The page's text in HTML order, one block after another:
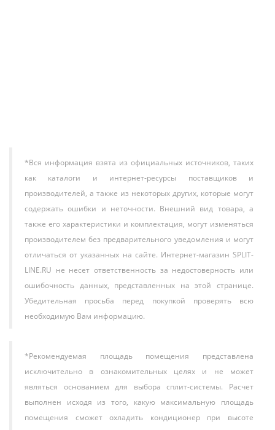
*Вся информация взята из официальных источников, таких
как каталоги и интернет-ресурсы поставщиков и
производителей, а также из некоторых других, которые могут
содержать ошибки и неточности. Внешний вид товара, а
также его характеристики и комплектация, могут изменяться
производителем без предварительного уведомления и могут
отличаться от указанных на сайте. Интернет-магазин SPLIT-
LINE.RU не несет ответственность за недостоверность или
ошибочность данных, представленных на этой странице.
Убедительная просьба перед покупкой проверять всю
необходимую Вам информацию.
*Рекомендуемая площадь помещения представлена
исключительно в ознакомительных целях и не может
являться основанием для выбора сплит-системы. Расчет
выполнен исходя из того, какую максимальную площадь
помещения сможет охладить кондиционер при высоте